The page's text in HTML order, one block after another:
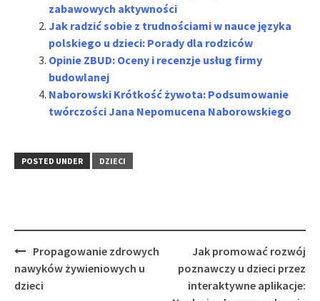
zabawowych aktywności
Jak radzić sobie z trudnościami w nauce języka
polskiego u dzieci: Porady dla rodziców
Opinie ZBUD: Oceny i recenzje usług firmy
budowlanej
Naborowski Krótkość żywota: Podsumowanie
twórczości Jana Nepomucena Naborowskiego
POSTED UNDER DZIECI
Post
navigation
Propagowanie zdrowych
nawyków żywieniowych u
dzieci
Jak promować rozwój
poznawczy u dzieci przez
interaktywne aplikacje: